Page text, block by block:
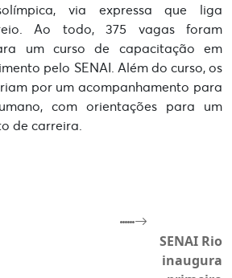
via expressa que liga
Ao todo, 375 vagas foram
um curso de capacitação em
pelo SENAI. Além do curso, os
por um acompanhamento para
com orientações para um
de carreira.
SENAI Rio
inaugura